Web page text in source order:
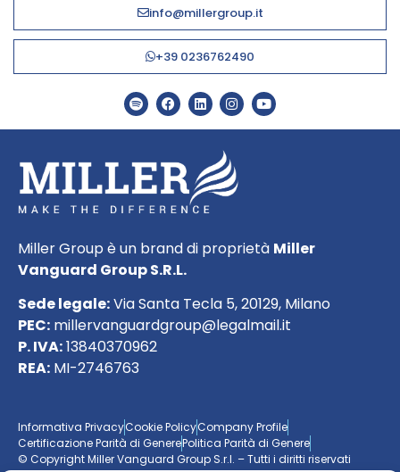
info@millergroup.it
+39 0236762490
Miller Group è un brand di proprietà Miller
Vanguard Group S.R.L.
Sede legale:Via Santa Tecla 5, 20129, Milano
PEC: millervanguardgroup@legalmail.it
P. IVA:13840370962
REA: MI-2746763
Informativa PrivacyCookie PolicyCompany Profile
Certificazione Parità di GenerePolitica Parità di Genere
© Copyright Miller Vanguard Group S.r.l. – Tutti i diritti riservati